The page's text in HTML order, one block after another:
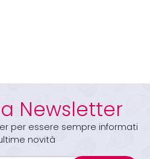
Newsletter
per essere sempre informati
novità